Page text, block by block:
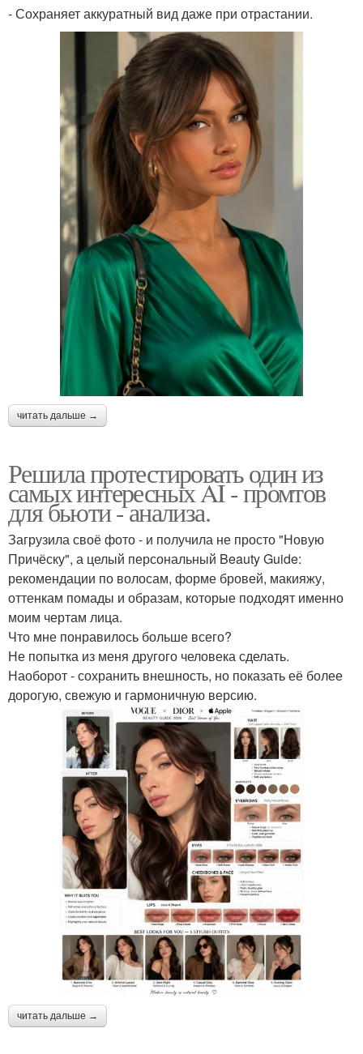
- Сохраняет аккуратный вид даже при отрастании.
читать дальше →
Решила протестировать один из
самых интересных AI - промтов
для бьюти - анализа.
Загрузила своё фото - и получила не просто "Новую
Причёску", а целый персональный Beauty Guide:
рекомендации по волосам, форме бровей, макияжу,
оттенкам помады и образам, которые подходят именно
моим чертам лица.
Что мне понравилось больше всего?
Не попытка из меня другого человека сделать.
Наоборот - сохранить внешность, но показать её более
дорогую, свежую и гармоничную версию.
читать дальше →